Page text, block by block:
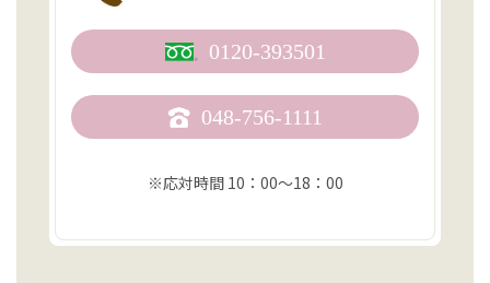
0120-393501
048-756-1111
※応対時間 10：00〜18：00